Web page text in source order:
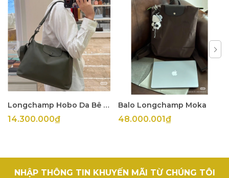
Longchamp Hobo Da Bê Olive
14.300.000₫
Balo Longchamp Moka
48.000.001₫
NHẬP THÔNG TIN KHUYẾN MÃI TỪ CHÚNG TÔI